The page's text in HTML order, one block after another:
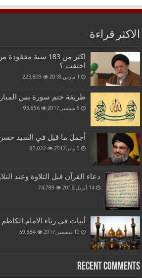
الاكثر قراءة
اكثر من 183 سنة
اختفت ؟
1 مارس,2018 223,809
طريقة ختم سورة يس
5 سبتمبر,2017 93,856
أجمل ما قيل في السيد حسن
5 مايو,2017 87,022
دعاء القرآن قبل التلاوة وعند
14 أبريل,2016 74,789
أبيات في رثاء الامام
10 ديسمبر,2017 59,854
Recent Comments